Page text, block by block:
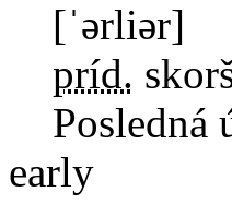
[ˈərliər]
príd.
Posledná
early